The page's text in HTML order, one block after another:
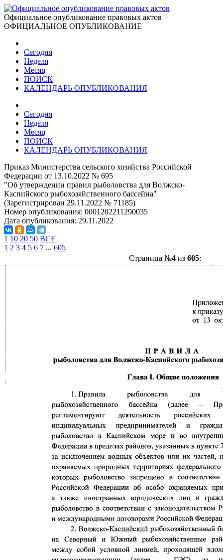
Официальное опубликование правовых актов
ОФИЦИАЛЬНОЕ ОПУБЛИКОВАНИЕ
Сегодня
Неделя
Месяц
ПОИСК
КАЛЕНДАРЬ ОПУБЛИКОВАНИЯ
Сегодня
Неделя
Месяц
ПОИСК
КАЛЕНДАРЬ ОПУБЛИКОВАНИЯ
Приказ Министерства сельского хозяйства Российской
Федерации от 13.10.2022 № 695
"Об утверждении правил рыболовства для Волжско-
Каспийского рыбохозяйственного бассейна"
(Зарегистрирован 29.11.2022 № 71185)
Номер опубликования: 0001202211290035
Дата опубликования: 29.11.2022
1 10 20 50 ВСЕ
1 2 3 4 5 6 7 ... 605
Страница №4из 605: